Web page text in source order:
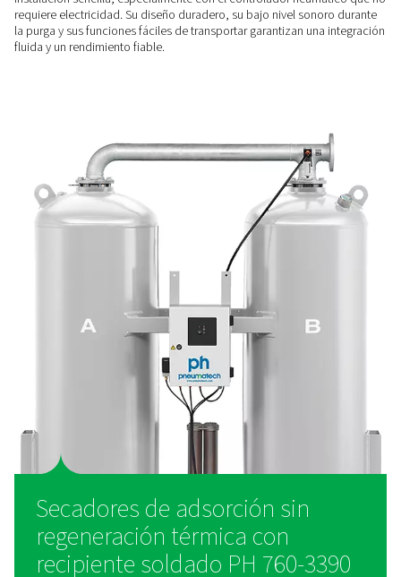
Aire puro para
críticas
La gama PH 760-7400 HE utiliza desecantes de alta
para satisfacer puntos de rocío específicos, con una
estándar de -40 °C y una opción de -70 °C. Esto garantiza
constante de aire seco, protegiendo sus equipos y
Integración versátil y
Diseñada para ofrecer flexibilidad, la gama PH 760-3390
instalación sencilla, especialmente con el controlador
requiere electricidad. Su diseño duradero, su bajo nivel
la purga y sus funciones fáciles de transportar garantizan
fluida y un rendimiento fiable.